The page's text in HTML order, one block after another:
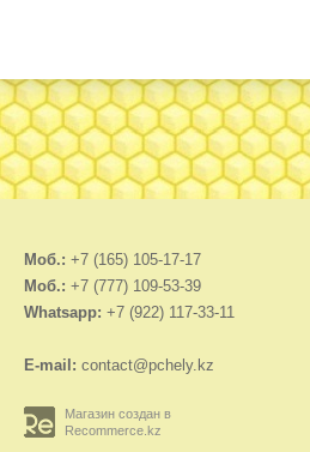
Моб.: +7 (165) 105-17-17
Моб.: +7 (777) 109-53-39
Whatsapp: +7 (922) 117-33-11
E-mail: contact@pchely.kz
Магазин создан в
Recommerce.kz